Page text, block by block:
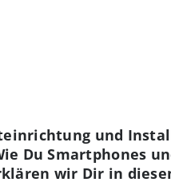
und
Du Smartphones
wir Dir in